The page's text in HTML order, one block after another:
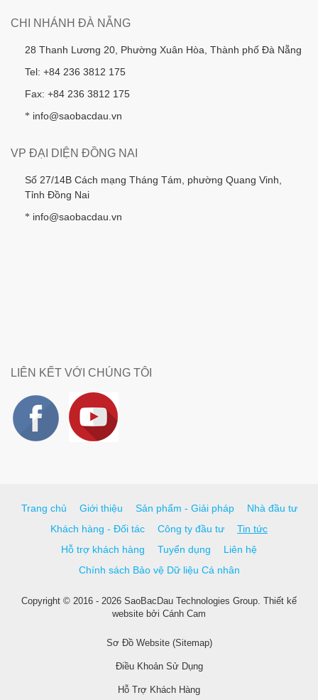
CHI NHÁNH ĐÀ NẴNG
28 Thanh Lương 20, Phường Xuân Hòa, Thành phố Đà Nẵng
Tel: +84 236 3812 175
Fax: +84 236 3812 175
* info@saobacdau.vn
VP ĐẠI DIỆN ĐỒNG NAI
Số 27/14B Cách mạng Tháng Tám, phường Quang Vinh,
Tỉnh Đồng Nai
* info@saobacdau.vn
LIÊN KẾT VỚI CHÚNG TÔI
Trang chủ Giới thiệu Sản phẩm - Giải pháp
Nhà đầu tư
Khách hàng - Đối tác
Công ty đầu tư
Tin tức
Hỗ trợ khách hàng
Tuyển dụng
Liên hệ
Chính sách Bảo vệ Dữ liệu Cá nhân
Copyright © 2016 - 2026 SaoBacDau Technologies Group. Thiết kế
website bởi Cánh Cam
Sơ Đồ Website (Sitemap)
Điều Khoản Sử Dụng
Hỗ Trợ Khách Hàng